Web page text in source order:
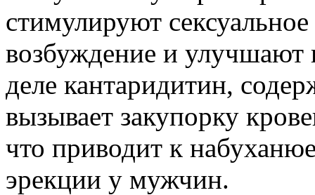
стимулируют
возбуждение и улучшают
деле кантаридитин,
вызывает закупорку
что приводит к
эрекции у мужчин.